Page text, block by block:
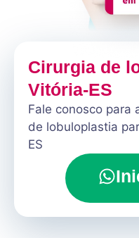
Cirurgia de
Vitória-ES
Fale conosco para
de lobuloplastia
ES